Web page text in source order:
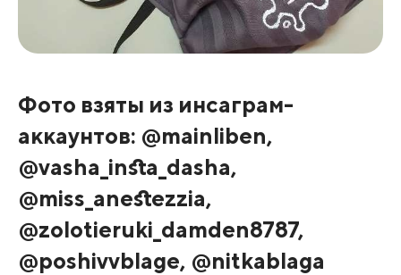
Фото взяты из инсаграм-
аккаунтов: @mainliben,
@vasha_insta_dasha,
@miss_anestezzia,
@zolotieruki_damden8787,
@poshivvblage, @nitkablaga